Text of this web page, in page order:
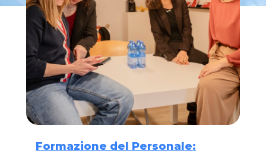
Formazione del Personale: